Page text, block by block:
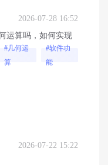
2026-07-28 16:52
运算吗，如何实现
#几何运
算
#软件功
能
2026-07-22 15:22